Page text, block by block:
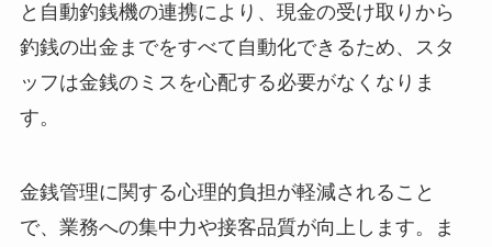
と自動釣銭機の連携により、現金の受け取りから
釣銭の出金までをすべて自動化できるため、スタ
ッフは金銭のミスを心配する必要がなくなりま
す。
金銭管理に関する心理的負担が軽減されること
で、業務への集中力や接客品質が向上します。ま